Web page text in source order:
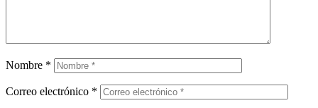
Nombre *
Correo electrónico *